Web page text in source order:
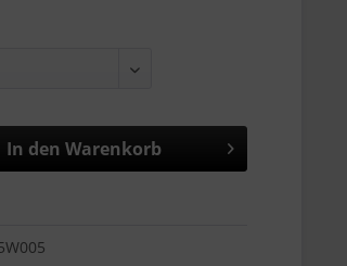
In den Warenkorb